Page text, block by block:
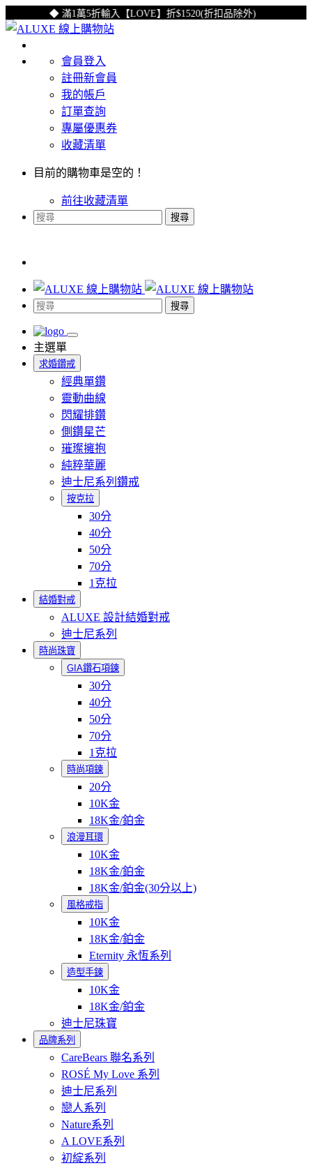
◆ 滿1萬5折輸入【LOVE】折$1520(折扣品除外)
會員登入
註冊新會員
我的帳戶
訂單查詢
專屬優惠券
收藏清單
目前的購物車是空的！
前往收藏清單
搜尋
搜尋
主選單
求婚鑽戒
經典單鑽
靈動曲線
閃耀排鑽
側鑽星芒
璀璨擁抱
純粹華麗
迪士尼系列鑽戒
按克拉
30分
40分
50分
70分
1克拉
結婚對戒
ALUXE 設計結婚對戒
迪士尼系列
時尚珠寶
GIA鑽石項鍊
30分
40分
50分
70分
1克拉
時尚項鍊
20分
10K金
18K金/鉑金
浪漫耳環
10K金
18K金/鉑金
18K金/鉑金(30分以上)
風格戒指
10K金
18K金/鉑金
Eternity 永恆系列
造型手鍊
10K金
18K金/鉑金
迪士尼珠寶
品牌系列
CareBears 聯名系列
ROSÉ My Love 系列
迪士尼系列
戀人系列
Nature系列
A LOVE系列
初綻系列